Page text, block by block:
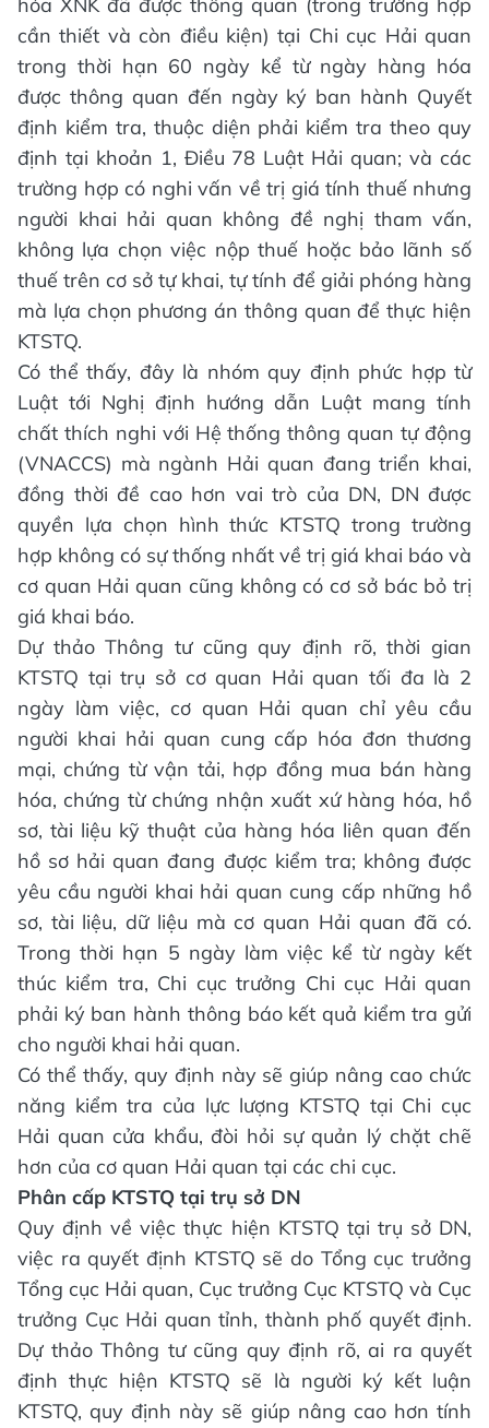
cần thiết và còn điều kiện) tại Chi cục Hải quan
trong thời hạn 60 ngày kể từ ngày hàng hóa
được thông quan đến ngày ký ban hành Quyết
định kiểm tra, thuộc diện phải kiểm tra theo quy
định tại khoản 1, Điều 78 Luật Hải quan; và các
trường hợp có nghi vấn về trị giá tính thuế nhưng
người khai hải quan không đề nghị tham vấn,
không lựa chọn việc nộp thuế hoặc bảo lãnh số
thuế trên cơ sở tự khai, tự tính để giải phóng hàng
mà lựa chọn phương án thông quan để thực hiện
KTSTQ.
Có thể thấy, đây là nhóm quy định phức hợp từ
Luật tới Nghị định hướng dẫn Luật mang tính
chất thích nghi với Hệ thống thông quan tự động
(VNACCS) mà ngành Hải quan đang triển khai,
đồng thời đề cao hơn vai trò của DN, DN được
quyền lựa chọn hình thức KTSTQ trong trường
hợp không có sự thống nhất về trị giá khai báo và
cơ quan Hải quan cũng không có cơ sở bác bỏ trị
giá khai báo.
Dự thảo Thông tư cũng quy định rõ, thời gian
KTSTQ tại trụ sở cơ quan Hải quan tối đa là 2
ngày làm việc, cơ quan Hải quan chỉ yêu cầu
người khai hải quan cung cấp hóa đơn thương
mại, chứng từ vận tải, hợp đồng mua bán hàng
hóa, chứng từ chứng nhận xuất xứ hàng hóa, hồ
sơ, tài liệu kỹ thuật của hàng hóa liên quan đến
hồ sơ hải quan đang được kiểm tra; không được
yêu cầu người khai hải quan cung cấp những hồ
sơ, tài liệu, dữ liệu mà cơ quan Hải quan đã có.
Trong thời hạn 5 ngày làm việc kể từ ngày kết
thúc kiểm tra, Chi cục trưởng Chi cục Hải quan
phải ký ban hành thông báo kết quả kiểm tra gửi
cho người khai hải quan.
Có thể thấy, quy định này sẽ giúp nâng cao chức
năng kiểm tra của lực lượng KTSTQ tại Chi cục
Hải quan cửa khẩu, đòi hỏi sự quản lý chặt chẽ
hơn của cơ quan Hải quan tại các chi cục.
Phân cấp KTSTQ tại trụ sở DN
Quy định về việc thực hiện KTSTQ tại trụ sở DN,
việc ra quyết định KTSTQ sẽ do Tổng cục trưởng
Tổng cục Hải quan, Cục trưởng Cục KTSTQ và Cục
trưởng Cục Hải quan tỉnh, thành phố quyết định.
Dự thảo Thông tư cũng quy định rõ, ai ra quyết
định thực hiện KTSTQ sẽ là người ký kết luận
KTSTQ, quy định này sẽ giúp nâng cao hơn tính